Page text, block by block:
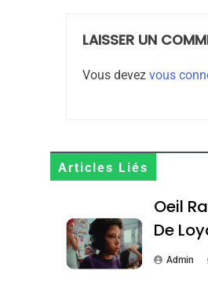
LAISSER UN
Vous devez vous
Articles Liés
Oeil
De
Admin